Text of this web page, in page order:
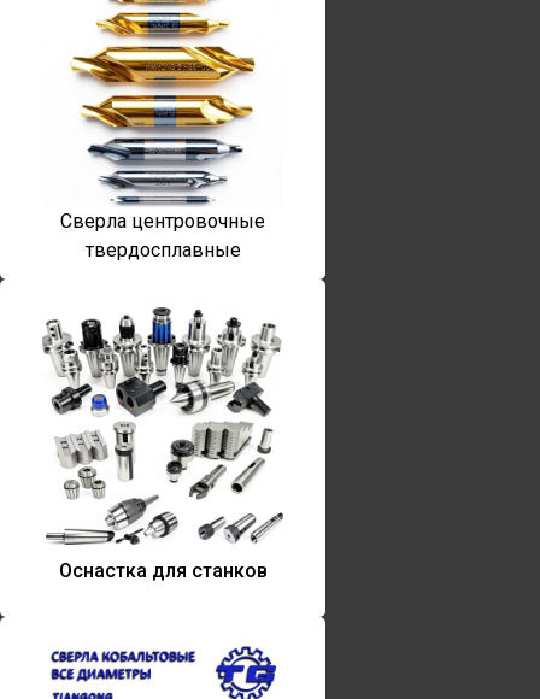
Сверла центровочные
твердосплавные
Оснастка для станков